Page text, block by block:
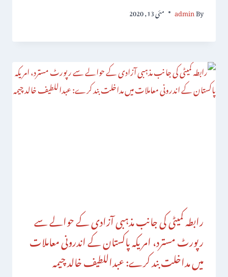
By
admin مئی 13, 2020
رابطہ کمیٹی کی جانب مذہبی آزادی کے حوالے سے
رپورٹ مسترد، امریکہ پاکستان کے اندرونی معاملات
میں مداخلت بند کرے: عبداللطیف خالد چیمہ